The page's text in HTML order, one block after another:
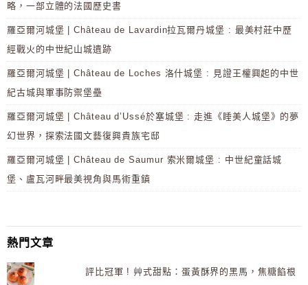
略，一部立體的法國歷史書
羅亞爾河城堡 | Château de Lavardin拉瓦爾丹城堡 : 最美村莊中歷
經戰火的中世紀山城遺跡
羅亞爾河城堡 | Château de Loches 洛什城堡 : 見證王權興起的中世
紀古城與軍事防禦堡壘
羅亞爾河城堡 | Château d’Ussé於塞城堡 : 走進《睡美人城堡》的夢
幻世界，探索法國文藝復興貴族宅邸
羅亞爾河城堡 | Château de Saumur 索米爾城堡 : 中世紀童話城
堡、盧瓦河畔最美視角與馬術重鎮
熱門文章
評比冠軍 ! 艸式甜點：蛋黃酥界的黑馬，焦糖餡根